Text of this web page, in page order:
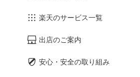
楽天のサービス一覧
出店のご案内
安心・安全の取り組み